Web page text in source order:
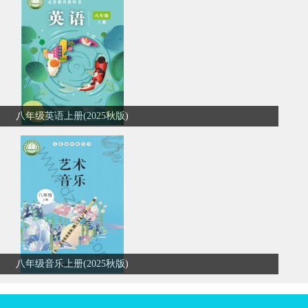
八年级英语上册(2025秋版)
八年级音乐上册(2025秋版)